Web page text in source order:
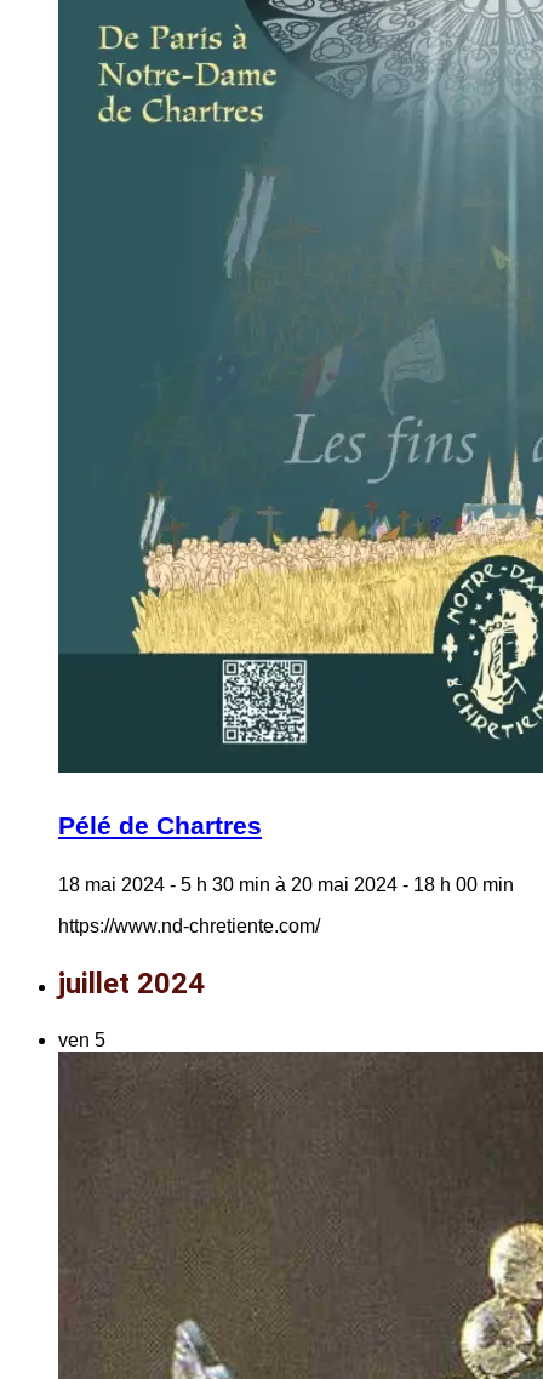
Pélé de Chartres
18 mai 2024 - 5 h 30 min à 20 mai 2024 - 18 h 00 min
https://www.nd-chretiente.com/
juillet 2024
ven 5